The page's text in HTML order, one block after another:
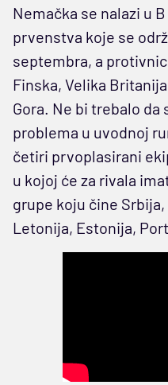
Nemačka se nalazi u
prvenstva koje se
septembra, a
Finska, Velika
Gora. Ne bi trebalo
problema u uvodnoj
četiri prvoplasirani
u kojoj će za rivala
grupe koju čine
Letonija, Estonija,